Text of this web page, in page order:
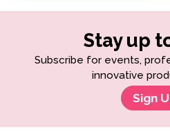
PLACE 报告指南
SuperLanguage报告指南
阿拉伯语熟练度测试（
SuperLanguage 自我评
STAMPe 手写写作部分指
SuperLanguage手写写作
APT 手写写作部分
STAMP 标准化分数指南
STAMPe 标准化分数指南
STAMP 用于CEFR标度分
考试参与者指南
STAMP 4S 考试参考指南
STAMP WS测试参考指南
STAMPe 考生指南
STAMP 用于CEFR考试参
STAMP 4S家长指南
STAMP WS家长指南
STAMPe 家长指南
基准 & 评分指南
STAMP 适用于 ASL,
和 SuperLanguage
PLACE
建议的放置级别
确定位置与PLACE
SHL 建议的安置级别
教师提升指南
AvantProctor
Stay up
Subscribe for events,
innovative
Sign